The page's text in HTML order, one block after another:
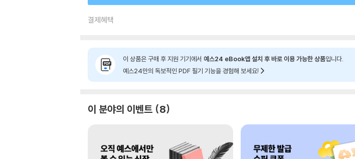
결제혜택
이 상품은 구매 후 지원 기기에서 예스24 eBook앱 설치 후 바로 이용 가능한 상품입니다.
예스24만의 독보적인 PDF 필기 기능을 경험해 보세요!
이 분야의 이벤트 8